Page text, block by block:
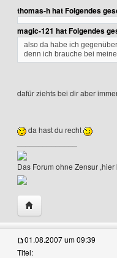
Profile anzeigen
thomas-h hat Folgendes
magic-121 hat Folgendes
also da habe ich
denn ich brauche bei
dafür ziehts bei dir aber
da hast du recht
Das Forum ohne Zensur
Website dieses
01.08.2007 um 09:39
Titel: